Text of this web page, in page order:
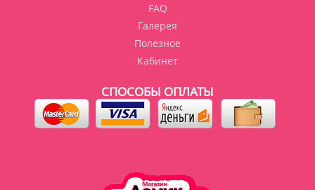
FAQ
Галерея
Полезное
Кабинет
СПОСОБЫ ОПЛАТЫ